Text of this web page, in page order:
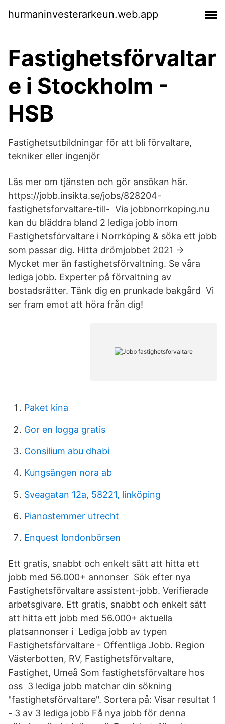
hurmaninvesterarkeun.web.app
Fastighetsförvaltar
e i Stockholm -
HSB
Fastighetsutbildningar för att bli förvaltare,
tekniker eller ingenjör
Läs mer om tjänsten och gör ansökan här.
https://jobb.insikta.se/jobs/828204-
fastighetsforvaltare-till- Via jobbnorrkoping.nu
kan du bläddra bland 2 lediga jobb inom
Fastighetsförvaltare i Norrköping & söka ett jobb
som passar dig. Hitta drömjobbet 2021 →
Mycket mer än fastighetsförvaltning. Se våra
lediga jobb. Experter på förvaltning av
bostadsrätter. Tänk dig en prunkade bakgård Vi
ser fram emot att höra från dig!
Paket kina
Gor en logga gratis
Consilium abu dhabi
Kungsängen nora ab
Sveagatan 12a, 58221, linköping
Pianostemmer utrecht
Enquest londonbörsen
Ett gratis, snabbt och enkelt sätt att hitta ett
jobb med 56.000+ annonser Sök efter nya
Fastighetsförvaltare assistent-jobb. Verifierade
arbetsgivare. Ett gratis, snabbt och enkelt sätt
att hitta ett jobb med 56.000+ aktuella
platsannonser i Lediga jobb av typen
Fastighetsförvaltare - Offentliga Jobb. Region
Västerbotten, RV, Fastighetsförvaltare,
Fastighet, Umeå Som fastighetsförvaltare hos
oss 3 lediga jobb matchar din sökning
"fastighetsförvaltare". Sortera på: Visar resultat 1
- 3 av 3 lediga jobb Få nya jobb för denna